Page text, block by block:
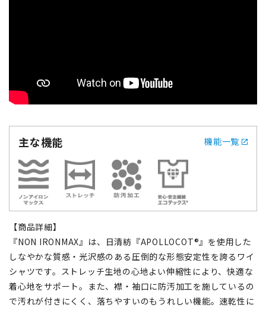
主な機能 機能一覧
【商品詳細】
『NON IRONMAX』は、日清紡『APOLLOCOT®』を使用した
しなやかな質感・光沢感のある圧倒的な形態安定性を誇るワイ
シャツです。ストレッチ生地の心地よい伸縮性により、快適な
着心地をサポート。また、襟・袖口に防汚加工を施しているの
で汚れが付きにくく、落ちやすいのもうれしい機能。速乾性に